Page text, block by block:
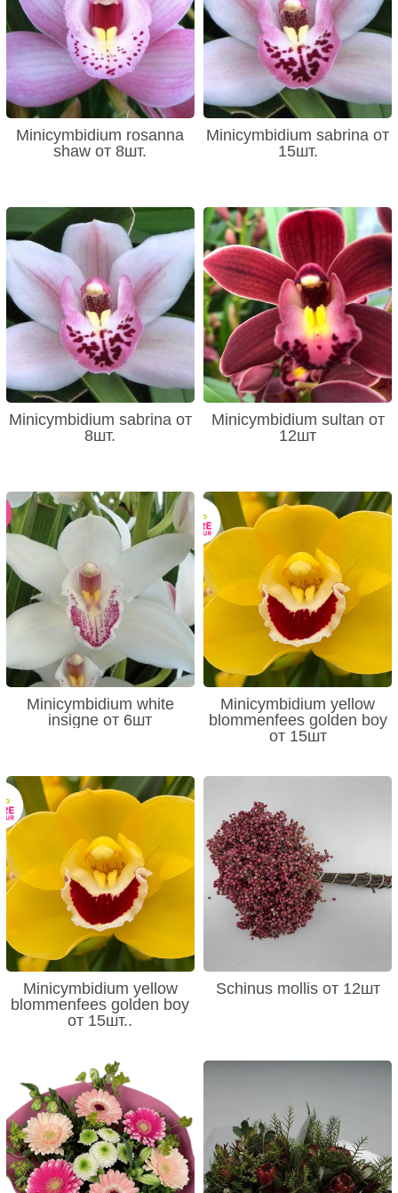
Minicymbidium rosanna
shaw от 8шт.
Minicymbidium sabrina от
15шт.
Minicymbidium sabrina от
8шт.
Minicymbidium sultan от
12шт
Minicymbidium white
insigne от 6шт
Minicymbidium yellow
blommenfees golden boy
от 15шт
Minicymbidium yellow
blommenfees golden boy
от 15шт..
Schinus mollis от 12шт